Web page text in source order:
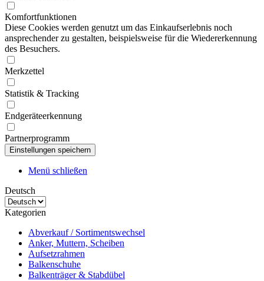
Komfortfunktionen
Diese Cookies werden genutzt um das Einkaufserlebnis noch
ansprechender zu gestalten, beispielsweise für die Wiedererkennung
des Besuchers.
Merkzettel
Statistik & Tracking
Endgeräteerkennung
Partnerprogramm
Menü schließen
Deutsch
Kategorien
Abverkauf / Sortimentswechsel
Anker, Muttern, Scheiben
Aufsetzrahmen
Balkenschuhe
Balkenträger & Stabdübel